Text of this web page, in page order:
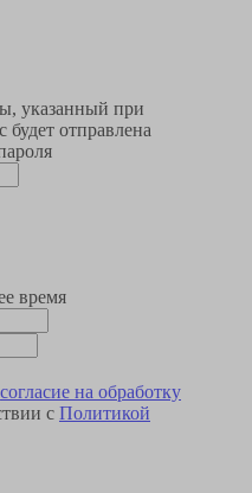
указанный при
отправлена
время
согласие на обработку
с Политикой